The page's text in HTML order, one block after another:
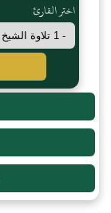
اختر القارئ